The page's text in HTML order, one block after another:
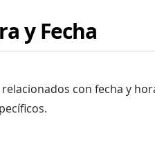
y Fecha
con fecha y